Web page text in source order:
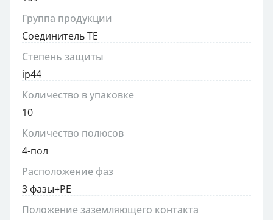
Группа продукции
Соединитель TE
Степень защиты
ip44
Количество в упаковке
10
Количество полюсов
4-пол
Расположение фаз
3 фазы+PE
Положение заземляющего контакта